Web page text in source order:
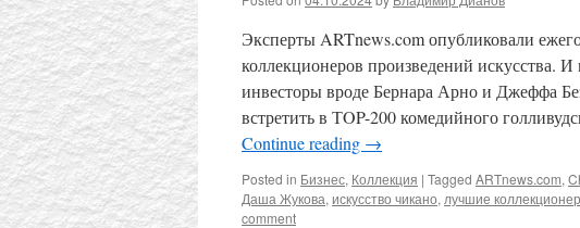
Эксперты ARTnews.com опубликовали
коллекционеров произведений искусства.
инвесторы вроде Бернара Арно и Джеффа
встретить в ТOP-200 комедийного
Continue reading →
Posted in Бизнес, Коллекция | Tagged ARTnews.com,
Даша Жукова, искусство чикано, лучшие
comment